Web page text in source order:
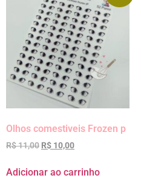
Olhos comestiveis Frozen p
R$11,00 R$ 10,00
Adicionar ao carrinho